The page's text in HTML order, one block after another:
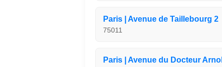
Paris | Avenue de Taillebourg 2
75011
Paris | Avenue du Docteur